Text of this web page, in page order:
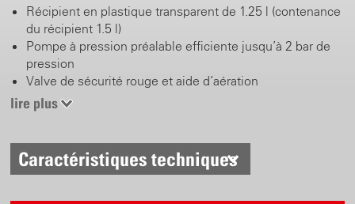
Récipient en plastique transparent de 1.25 l (contenance
du récipient 1.5 l)
Pompe à pression préalable efficiente jusqu’à 2 bar de
pression
Valve de sécurité rouge et aide d’aération
Buse en laiton tournante et réglable
lire plus
Caractéristiques techniques